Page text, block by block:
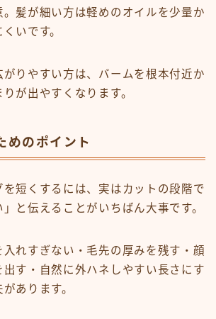
。髪が細い方は軽めのオイルを少量か
いです。
がりやすい方は、バームを根本付近か
が出やすくなります。
めのポイント
短くするには、実はカットの段階で
」と伝えることがいちばん大事です。
れすぎない・毛先の厚みを残す・顔
出す・自然に外ハネしやすい長さにす
あります。